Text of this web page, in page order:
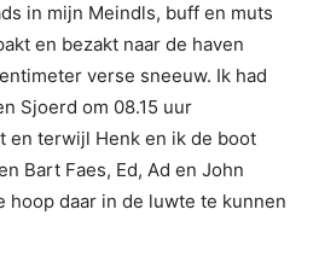
in mijn Meindls, buff en muts
en bezakt naar de haven
verse sneeuw. Ik had
Sjoerd om 08.15 uur
en terwijl Henk en ik de boot
Bart Faes, Ed, Ad en John
hoop daar in de luwte te kunnen